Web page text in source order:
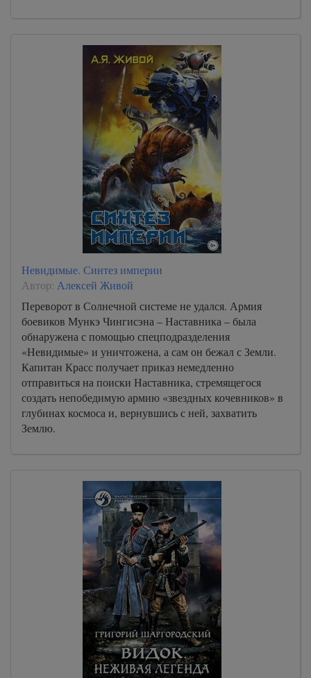
Невидимые. Синтез империи
Автор: Алексей Живой
Переворот в Солнечной системе не удался. Армия
боевиков Мункэ Чингисэна – Наставника – была
обнаружена с помощью спецподразделения
«Невидимые» и уничтожена, а сам он бежал с Земли.
Капитан Красс получает приказ немедленно
отправиться на поиски Наставника, стремящегося
создать непобедимую армию «звездных кочевников» в
глубинах космоса и, вернувшись с ней, захватить
Землю.